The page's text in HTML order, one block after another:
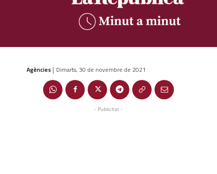
Agències | Dimarts, 30 de novembre de 2021
- Publicitat -